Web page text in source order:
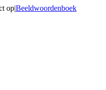
op|Beeldwoordenboek